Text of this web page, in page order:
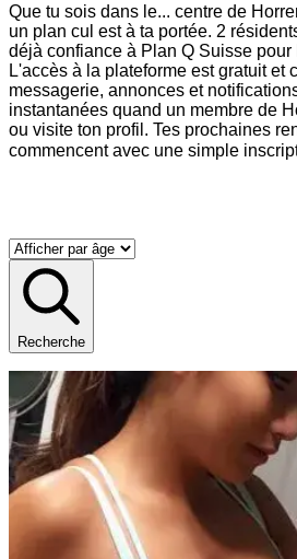
Que tu sois dans le... centre de
un plan cul est à ta portée. 2
déjà confiance à Plan Q Suisse pour
L'accès à la plateforme est gratuit et
messagerie, annonces et
instantanées quand un membre de
ou visite ton profil. Tes prochaines
commencent avec une simple
Recherche